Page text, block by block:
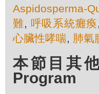
Aspidosperma-
難, 呼吸系統癱瘓
心臟性哮喘, 肺氣
本節目其
Program